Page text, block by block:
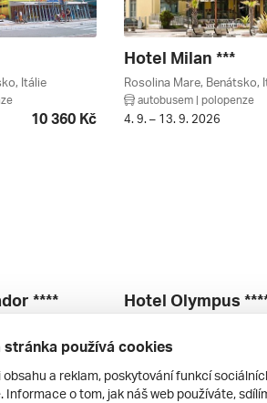
Itálie
10 360 Kč
Hotel Milan ***
Rosolina Mare, Benátsko,
autobusem | polopenze
4. 9. – 13. 9. 2026
****
17 400 Kč
Hotel Olympus
autobusem | polopenze
stránka používá cookies
obsahu a reklam, poskytování funkcí
Informace o tom, jak náš web používáte,